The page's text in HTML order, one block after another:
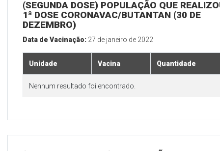
(SEGUNDA DOSE) POPULAÇÃO QUE
1ª DOSE CORONAVAC/BUTANTAN (30 DE
DEZEMBRO)
Data de Vacinação: 27 de janeiro de 2022
Unidade Vacina Quantidade
Nenhum resultado foi encontrado.